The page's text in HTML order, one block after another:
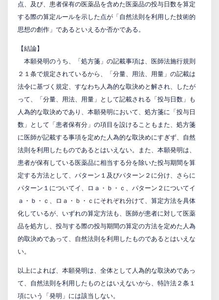
お問い合わせ
日本語 English
お客様専用サイト
点、及び、患者保有の医薬品を含めた医薬品の投与日数を算定
する際の算定ルールを示した点が「自然法則を利用した技術的
思想の創作」であるといえるか否かである。
【結論】
本願発明のうち、「処方箋」の記載事項は、医師法施行規則
２１条で規定されているから、「分量、用法、用量」の記載は
法令に基づく規定、すなわち人為的な取決めと解され、したが
って、「分量、用法、用量」として記載される「投与日数」も
人為的な取決めであり、本願発明において、処方箋に「投与日
数」として「患者保有分」の項目を設けることもまた、処方箋
に医師が記載する事項を定めた人為的な取決めにすぎず、自然
法則を利用したものであるとはいえない。また、本願発明は、
患者が保有している医薬品に相当する分を除いた投与期間を算
定する方法として、パターン１及びパターン２に分け、さらに
パターン１についてイ、ロａ・ｂ・ｃ、パターン２についてイ
ａ・ｂ・ｃ、ロａ・ｂ・ｃにそれぞれ分けて、算定方法を具体
化しているが、いずれの算定方法も、医師が患者に対して医薬
品を処方し、投与する際の投与期間の算定の方法を定めた人為
的取決めであって、自然法則を利用したものであるとはいえな
い。
以上によれば、本願発明は、全体として人為的な取決めであっ
て、自然法則を利用したものとはいえないから、特許法２条１
項にいう「発明」には該当しない。